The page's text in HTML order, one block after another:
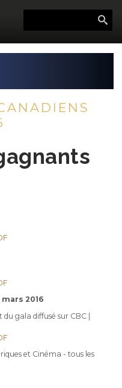
2016
gala diffusé sur CBC |
et Cinéma - tous les